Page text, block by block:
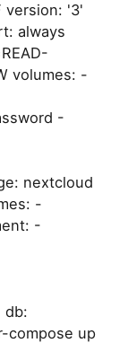
version: '3'
always
volumes: -
-
nextcloud
-
-
db:
compose up